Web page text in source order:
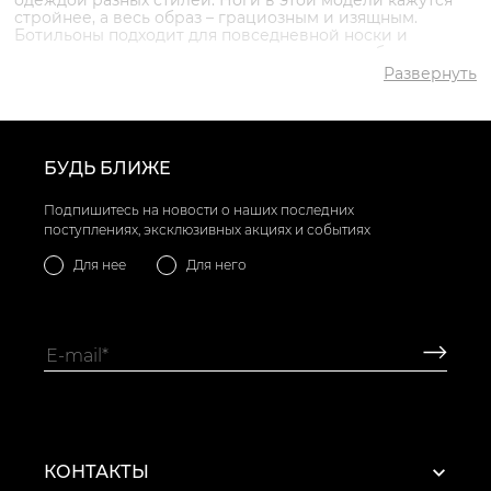
стройнее, а весь образ – грациозным и изящным.
Ботильоны подходит для повседневной носки и
сочетаются с разными предметами гардероба:
брюками, джинсами, романтичными и классическими
образами. Их декорируют застежками, лентами,
носят круглый год, меняется только подкладка. Зимние
кожаной подкладке, осенние и демисезонные – на
байке.
Ботильоны – модель высотой до лодыжки на каблуке.
Она подходит как для молодых девушек, так и деловых
позволяет выбрать пару для ежедневной носки на
розовые;
хаки;
бордо и другие.
Развернуть
БУДЬ БЛИЖЕ
Подпишитесь на новости о наших последних
поступлениях, эксклюзивных акциях и событиях
Для нее Для него
КОНТАКТЫ